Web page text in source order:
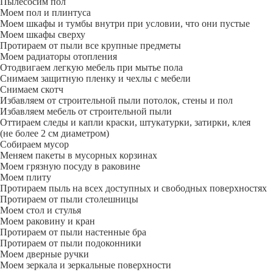
Моем пол и плинтуса
Моем шкафы и тумбы внутри при условии, что они пустые
Моем шкафы сверху
Протираем от пыли все крупные предметы
Моем радиаторы отопления
Отодвигаем легкую мебель при мытье пола
Снимаем защитную пленку и чехлы с мебели
Снимаем скотч
Избавляем от строительной пыли потолок, стены и пол
Избавляем мебель от строительной пыли
Оттираем следы и капли краски, штукатурки, затирки, клея
(не более 2 см диаметром)
Собираем мусор
Меняем пакеты в мусорных корзинах
Моем грязную посуду в раковине
Моем плиту
Протираем пыль на всех доступных и свободных поверхностях
Протираем от пыли столешницы
Моем стол и стулья
Моем раковину и кран
Протираем от пыли настенные бра
Протираем от пыли подоконники
Моем дверные ручки
Моем зеркала и зеркальные поверхности